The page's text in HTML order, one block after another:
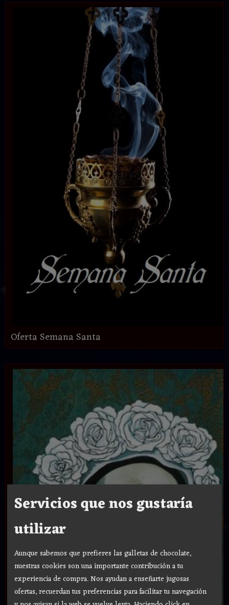
Oferta Semana Santa
Servicios que nos gustaría
utilizar
Aunque sabemos que prefieres las galletas de chocolate,
nuestras cookies son una importante contribución a tu
experiencia de compra. Nos ayudan a enseñarte jugosas
ofertas, recuerdan tus preferencias para facilitar tu navegación